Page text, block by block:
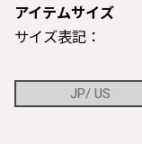
アイテムサイズ
サイズ表記：
JP/ US